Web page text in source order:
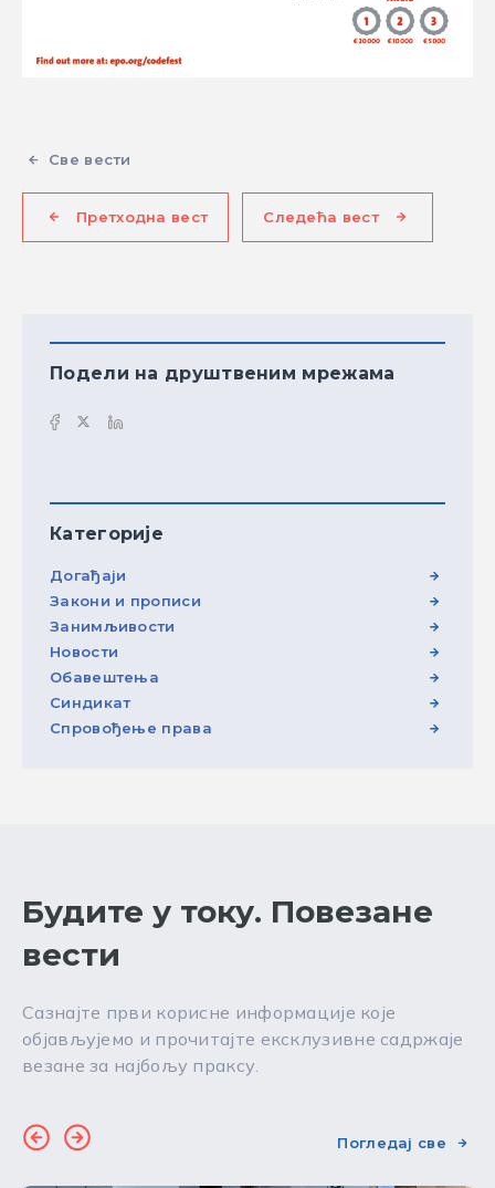
Све вести
Претходна вест Следећа вест
Подели на друштвеним мрежама
Категорије
Догађаји
Закони и прописи
Занимљивости
Новости
Обавештења
Синдикат
Спровођење права
Будите у току. Повезане
вести
Сазнајте први корисне информације које
објављујемо и прочитајте ексклузивне садржаје
везане за најбољу праксу.
Погледај све